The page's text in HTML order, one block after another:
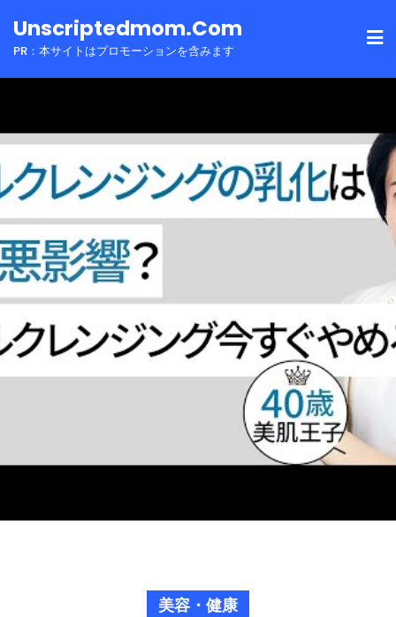
toUnscriptedmom.com
PR：本サイトはプロモーションを含みます
美容・健康